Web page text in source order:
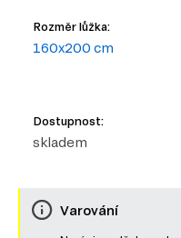
Rozměr lůžka:
160x200 cm
Dostupnost:
skladem
Varování